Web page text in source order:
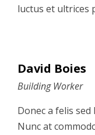
luctus et ultrices
David Boies
Building Worker
Donec a felis
Nunc at